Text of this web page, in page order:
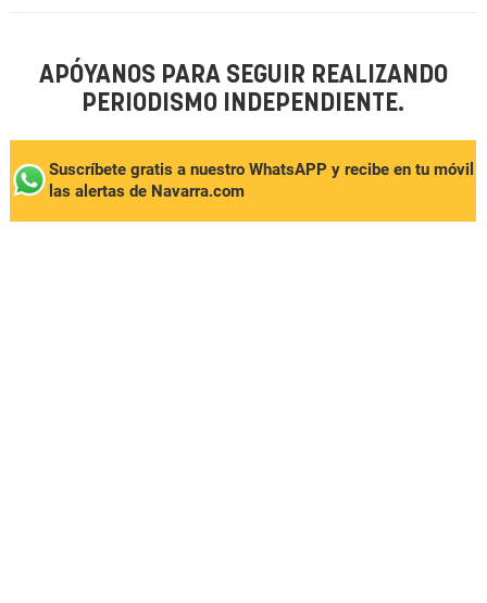
APÓYANOS PARA SEGUIR REALIZANDO
PERIODISMO INDEPENDIENTE.
Suscríbete gratis a nuestro WhatsAPP y recibe en tu móvil
las alertas de Navarra.com